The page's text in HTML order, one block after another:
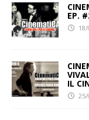
EP.
IL
25/